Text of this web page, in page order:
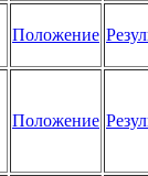
Положение
Положение